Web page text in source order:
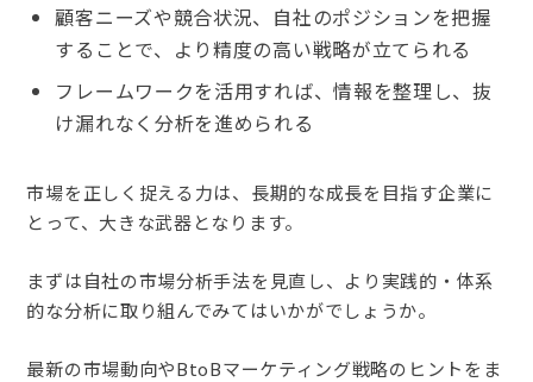
顧客ニーズや競合状況、自社のポジションを把握
することで、より精度の高い戦略が立てられる
フレームワークを活用すれば、情報を整理し、抜
け漏れなく分析を進められる
市場を正しく捉える力は、長期的な成長を目指す企業に
とって、大きな武器となります。
まずは自社の市場分析手法を見直し、より実践的・体系
的な分析に取り組んでみてはいかがでしょうか。
最新の市場動向やBtoBマーケティング戦略のヒントをま